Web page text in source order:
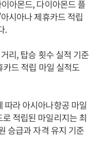
아몬드, 다이아몬드 플
시아나 제휴카드 적립
.
리, 탑승 횟수 실적 기준
드 적립 마일 실적도
따라 아시아나항공 마일
적립된 마일리지는 최
승급과 자격 유지 기준